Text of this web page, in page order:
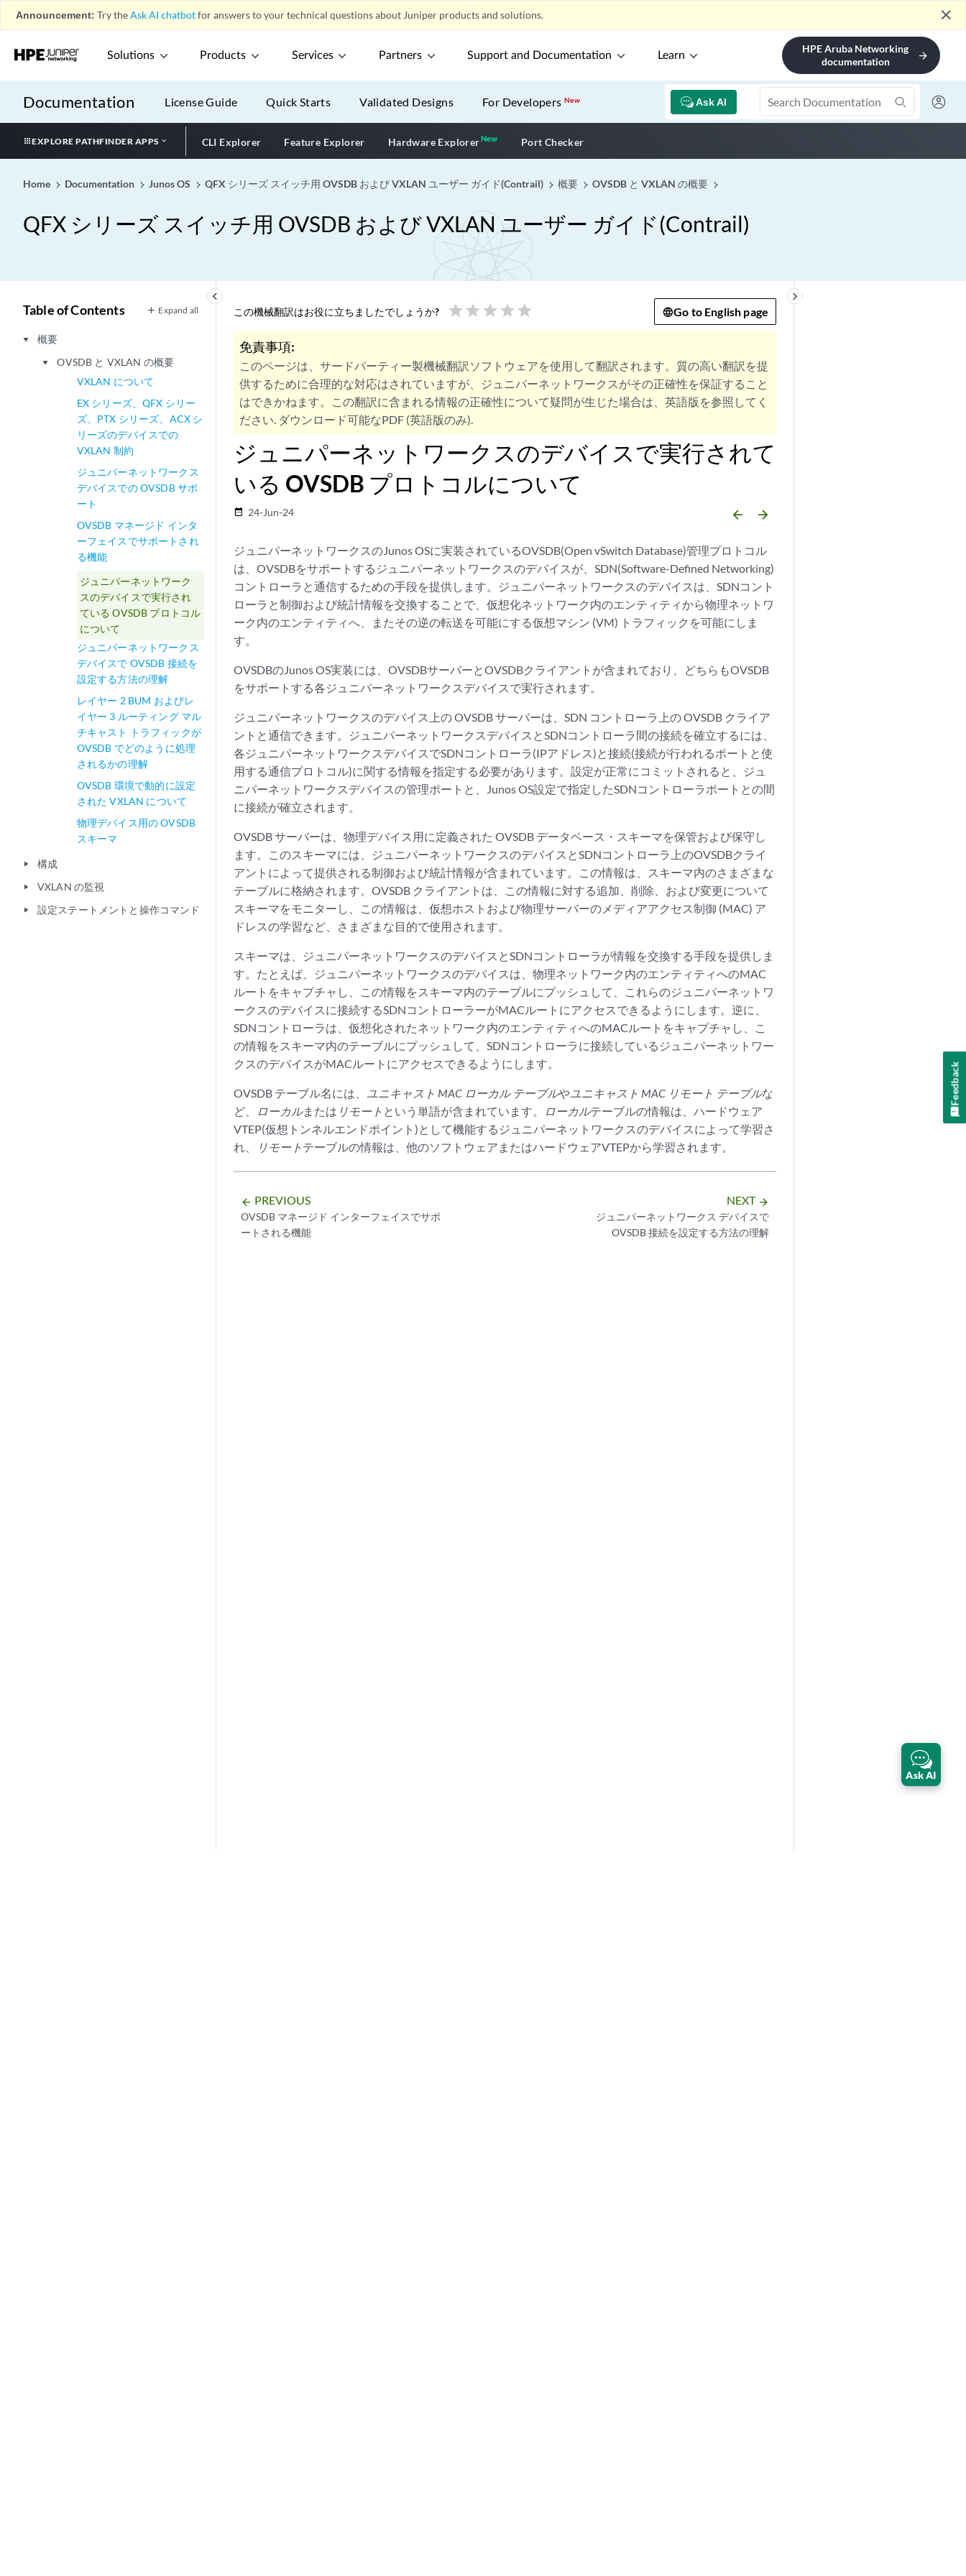
Announcement: Try theAsk AI chatbotfor answers to your technical questions about Juniper products and solutions. close
Solutions Products Services Partners Support and Documentation Learn
HPE Aruba Networking
documentation
arrow_forward
Documentation Ask AI
License Guide Quick Starts Validated Designs For DevelopersNew
EXPLORE PATHFINDER APPS CLI Explorer Feature Explorer Hardware ExplorerNewNew application
Port Checker
Home Documentation Junos OS QFX シリーズ スイッチ用 OVSDB および VXLAN ユーザー ガイド(Contrail) 概要 OVSDB と VXLAN の概要
QFX シリーズ スイッチ用 OVSDB および VXLAN ユーザー ガイド(Contrail)
keyboard_arrow_left
Table of Contents Expand all
play_arrow 概要
play_arrow
OVSDB と VXLAN の概要
VXLAN について
EX シリーズ、QFX シリー
ズ、PTX シリーズ、ACX シ
リーズのデバイスでの
VXLAN 制約
ジュニパーネットワークス
デバイスでの OVSDB サポ
ート
OVSDB マネージド インタ
ーフェイスでサポートされ
る機能
ジュニパーネットワーク
スのデバイスで実行され
ている OVSDB プロトコル
について
ジュニパーネットワークス
デバイスで OVSDB 接続を
設定する方法の理解
レイヤー 2 BUM およびレ
イヤー 3 ルーティング マル
チキャスト トラフィックが
OVSDB でどのように処理
されるかの理解
OVSDB 環境で動的に設定
された VXLAN について
物理デバイス用の OVSDB
スキーマ
play_arrow 構成
play_arrow VXLAN の監視
play_arrow 設定ステートメントと操作コマンド
keyboard_arrow_right
この機械翻訳はお役に立ちましたでしょうか? star star star star star Go to English page
免責事項:
このページは、サードパーティー製機械翻訳ソフトウェアを使用して翻訳されます。質の高い翻訳を提
供するために合理的な対応はされていますが、ジュニパーネットワークスがその正確性を保証すること
はできかねます。この翻訳に含まれる情報の正確性について疑問が生じた場合は、英語版を参照してく
ださい. ダウンロード可能なPDF (英語版のみ).
ジュニパーネットワークスのデバイスで実行されて
いる OVSDB プロトコルについて
date_range 24-Jun-24 arrow_backward arrow_forward
ジュニパーネットワークスのJunos OSに実装されているOVSDB(Open vSwitch Database)管理プロトコル
は、OVSDBをサポートするジュニパーネットワークスのデバイスが、SDN(Software-Defined Networking)
コントローラと通信するための手段を提供します。ジュニパーネットワークスのデバイスは、SDNコント
ローラと制御および統計情報を交換することで、仮想化ネットワーク内のエンティティから物理ネットワ
ーク内のエンティティへ、またその逆の転送を可能にする仮想マシン (VM) トラフィックを可能にしま
す。
OVSDBのJunos OS実装には、OVSDBサーバーとOVSDBクライアントが含まれており、どちらもOVSDB
をサポートする各ジュニパーネットワークスデバイスで実行されます。
ジュニパーネットワークスのデバイス上の OVSDB サーバーは、SDN コントローラ上の OVSDB クライア
ントと通信できます。ジュニパーネットワークスデバイスとSDNコントローラ間の接続を確立するには、
各ジュニパーネットワークスデバイスでSDNコントローラ(IPアドレス)と接続(接続が行われるポートと使
用する通信プロトコル)に関する情報を指定する必要があります。設定が正常にコミットされると、ジュ
ニパーネットワークスデバイスの管理ポートと、Junos OS設定で指定したSDNコントローラポートとの間
に接続が確立されます。
OVSDB サーバーは、物理デバイス用に定義された OVSDB データベース・スキーマを保管および保守し
ます。このスキーマには、ジュニパーネットワークスのデバイスとSDNコントローラ上のOVSDBクライ
アントによって提供される制御および統計情報が含まれています。この情報は、スキーマ内のさまざまな
テーブルに格納されます。OVSDB クライアントは、この情報に対する追加、削除、および変更について
スキーマをモニターし、この情報は、仮想ホストおよび物理サーバーのメディアアクセス制御 (MAC) ア
ドレスの学習など、さまざまな目的で使用されます。
スキーマは、ジュニパーネットワークスのデバイスとSDNコントローラが情報を交換する手段を提供しま
す。たとえば、ジュニパーネットワークスのデバイスは、物理ネットワーク内のエンティティへのMAC
ルートをキャプチャし、この情報をスキーマ内のテーブルにプッシュして、これらのジュニパーネットワ
ークスのデバイスに接続するSDNコントローラーがMACルートにアクセスできるようにします。逆に、
SDNコントローラは、仮想化されたネットワーク内のエンティティへのMACルートをキャプチャし、こ
の情報をスキーマ内のテーブルにプッシュして、SDNコントローラに接続しているジュニパーネットワー
クスのデバイスがMACルートにアクセスできるようにします。
OVSDB テーブル名には、 ユニキャスト MAC ローカル テーブルやユニキャスト MAC リモート テーブルな
ど、
ローカルまたは リモート という単語が含まれています。 ローカルテーブルの情報は、ハードウェア
VTEP(仮想トンネルエンドポイント)として機能するジュニパーネットワークスのデバイスによって学習さ
れ、
リモート テーブルの情報は、他のソフトウェアまたはハードウェアVTEPから学習されます。
arrow_backward PREVIOUS
OVSDB マネージド インターフェイスでサポ
ートされる機能
NEXT arrow_forward
ジュニパーネットワークス デバイスで
OVSDB 接続を設定する方法の理解
Ask AI
Feedback